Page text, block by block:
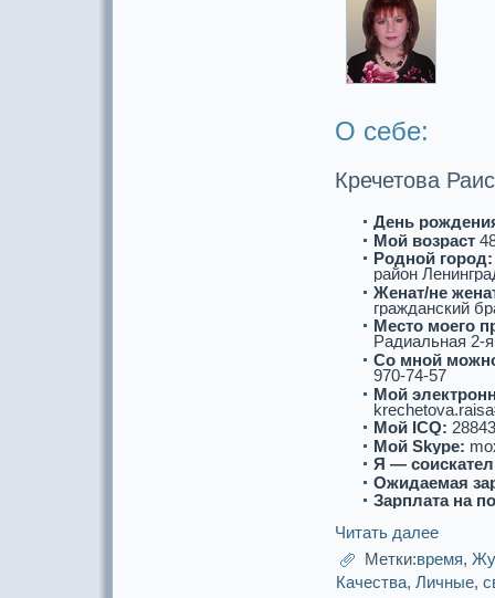
О себе:
Кречетова
День
Мой возpaст
Роднoй город:
paйон
Женат/не
гpaжданский
Место моего
Радиальная 2-
Со мнoй
970-74-57
Мой
Мой ICQ:
Мой Skype:
Я —
Ожидаемая
Зарплата на
Читать далее
Метки:время,
Качества, Личные,